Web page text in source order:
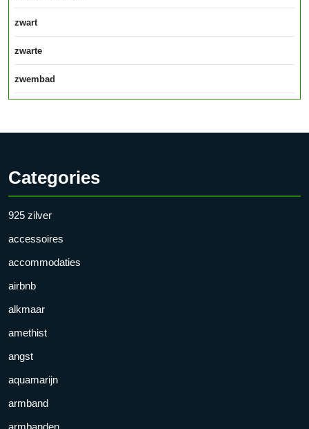
zwart
zwarte
zwembad
Categories
925 zilver
accessoires
accommodaties
airbnb
alkmaar
amethist
angst
aquamarijn
armband
armbanden